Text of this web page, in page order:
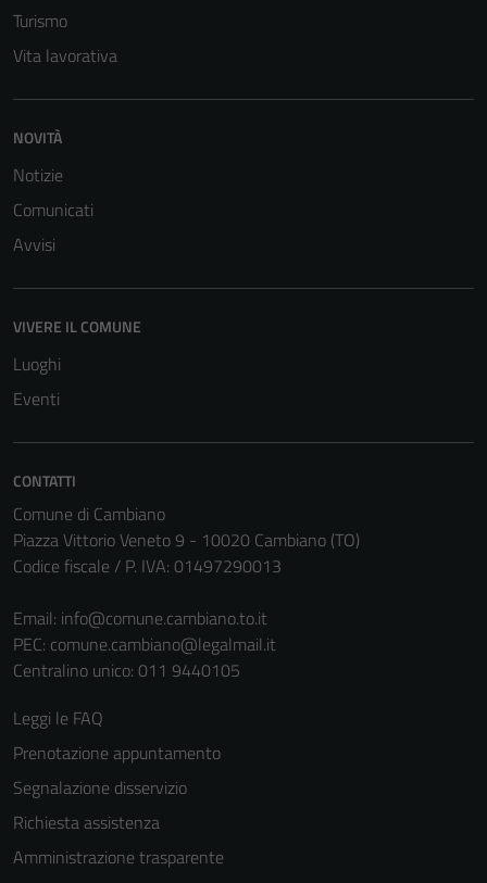
Turismo
Vita lavorativa
NOVITÀ
Notizie
Comunicati
Avvisi
VIVERE IL COMUNE
Luoghi
Eventi
CONTATTI
Comune di Cambiano
Piazza Vittorio Veneto 9 - 10020 Cambiano (TO)
Codice fiscale / P. IVA: 01497290013
Email: info@comune.cambiano.to.it
PEC: comune.cambiano@legalmail.it
Centralino unico: 011 9440105
Leggi le FAQ
Prenotazione appuntamento
Segnalazione disservizio
Richiesta assistenza
Amministrazione trasparente
possono
essere